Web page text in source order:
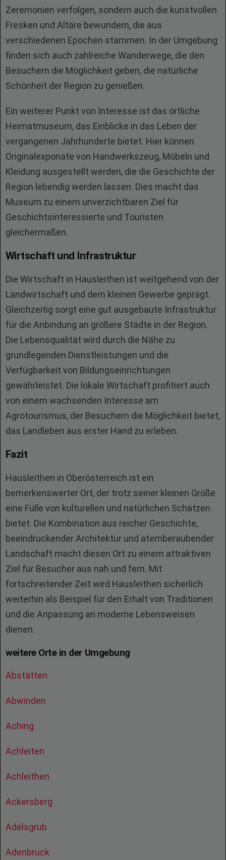
Zeremonien verfolgen, sondern auch die kunstvollen
Fresken und Altäre bewundern, die aus
verschiedenen Epochen stammen. In der Umgebung
finden sich auch zahlreiche Wanderwege, die den
Besuchern die Möglichkeit geben, die natürliche
Schönheit der Region zu genießen.
Ein weiterer Punkt von Interesse ist das örtliche
Heimatmuseum, das Einblicke in das Leben der
vergangenen Jahrhunderte bietet. Hier können
Originalexponate von Handwerkszeug, Möbeln und
Kleidung ausgestellt werden, die die Geschichte der
Region lebendig werden lassen. Dies macht das
Museum zu einem unverzichtbaren Ziel für
Geschichtsinteressierte und Touristen
gleichermaßen.
Wirtschaft und Infrastruktur
Die Wirtschaft in Hausleithen ist weitgehend von der
Landwirtschaft und dem kleinen Gewerbe geprägt.
Gleichzeitig sorgt eine gut ausgebaute Infrastruktur
für die Anbindung an größere Städte in der Region.
Die Lebensqualität wird durch die Nähe zu
grundlegenden Dienstleistungen und die
Verfügbarkeit von Bildungseinrichtungen
gewährleistet. Die lokale Wirtschaft profitiert auch
von einem wachsenden Interesse am
Agrotourismus, der Besuchern die Möglichkeit bietet,
das Landleben aus erster Hand zu erleben.
Fazit
Hausleithen in Oberösterreich ist ein
bemerkenswerter Ort, der trotz seiner kleinen Größe
eine Fülle von kulturellen und natürlichen Schätzen
bietet. Die Kombination aus reicher Geschichte,
beeindruckender Architektur und atemberaubender
Landschaft macht diesen Ort zu einem attraktiven
Ziel für Besucher aus nah und fern. Mit
fortschreitender Zeit wird Hausleithen sicherlich
weiterhin als Beispiel für den Erhalt von Traditionen
und die Anpassung an moderne Lebensweisen
dienen.
weitere Orte in der Umgebung
Abstätten
Abwinden
Aching
Achleiten
Achleithen
Ackersberg
Adelsgrub
Adenbruck